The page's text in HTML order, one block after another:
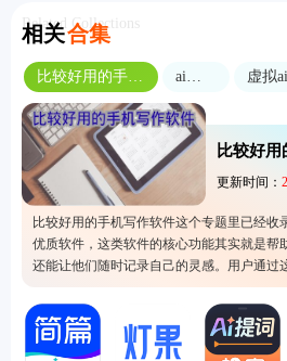
相关合集
Related Collections
比较好用的手机写作软件 ai工具
比较好
更新时间：
比较好用的手机写作软件这个专题里已经收
优质软件，这类软件的核心功能其实就是帮
还能让他们随时记录自己的灵感。用户通过
文章，其中的质量也会得到一定的提升。所
试一下这里的软件，让它们减轻自己的写作